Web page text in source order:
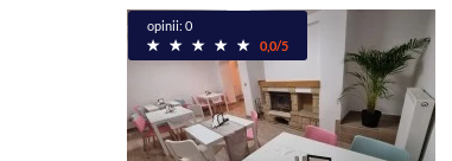
opinii: 0
0,0/5